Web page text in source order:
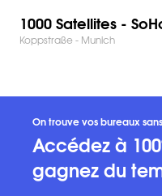
1000 Satellites -
Koppstraße - Munich
On trouve vos bureaux
Accédez à
gagnez du